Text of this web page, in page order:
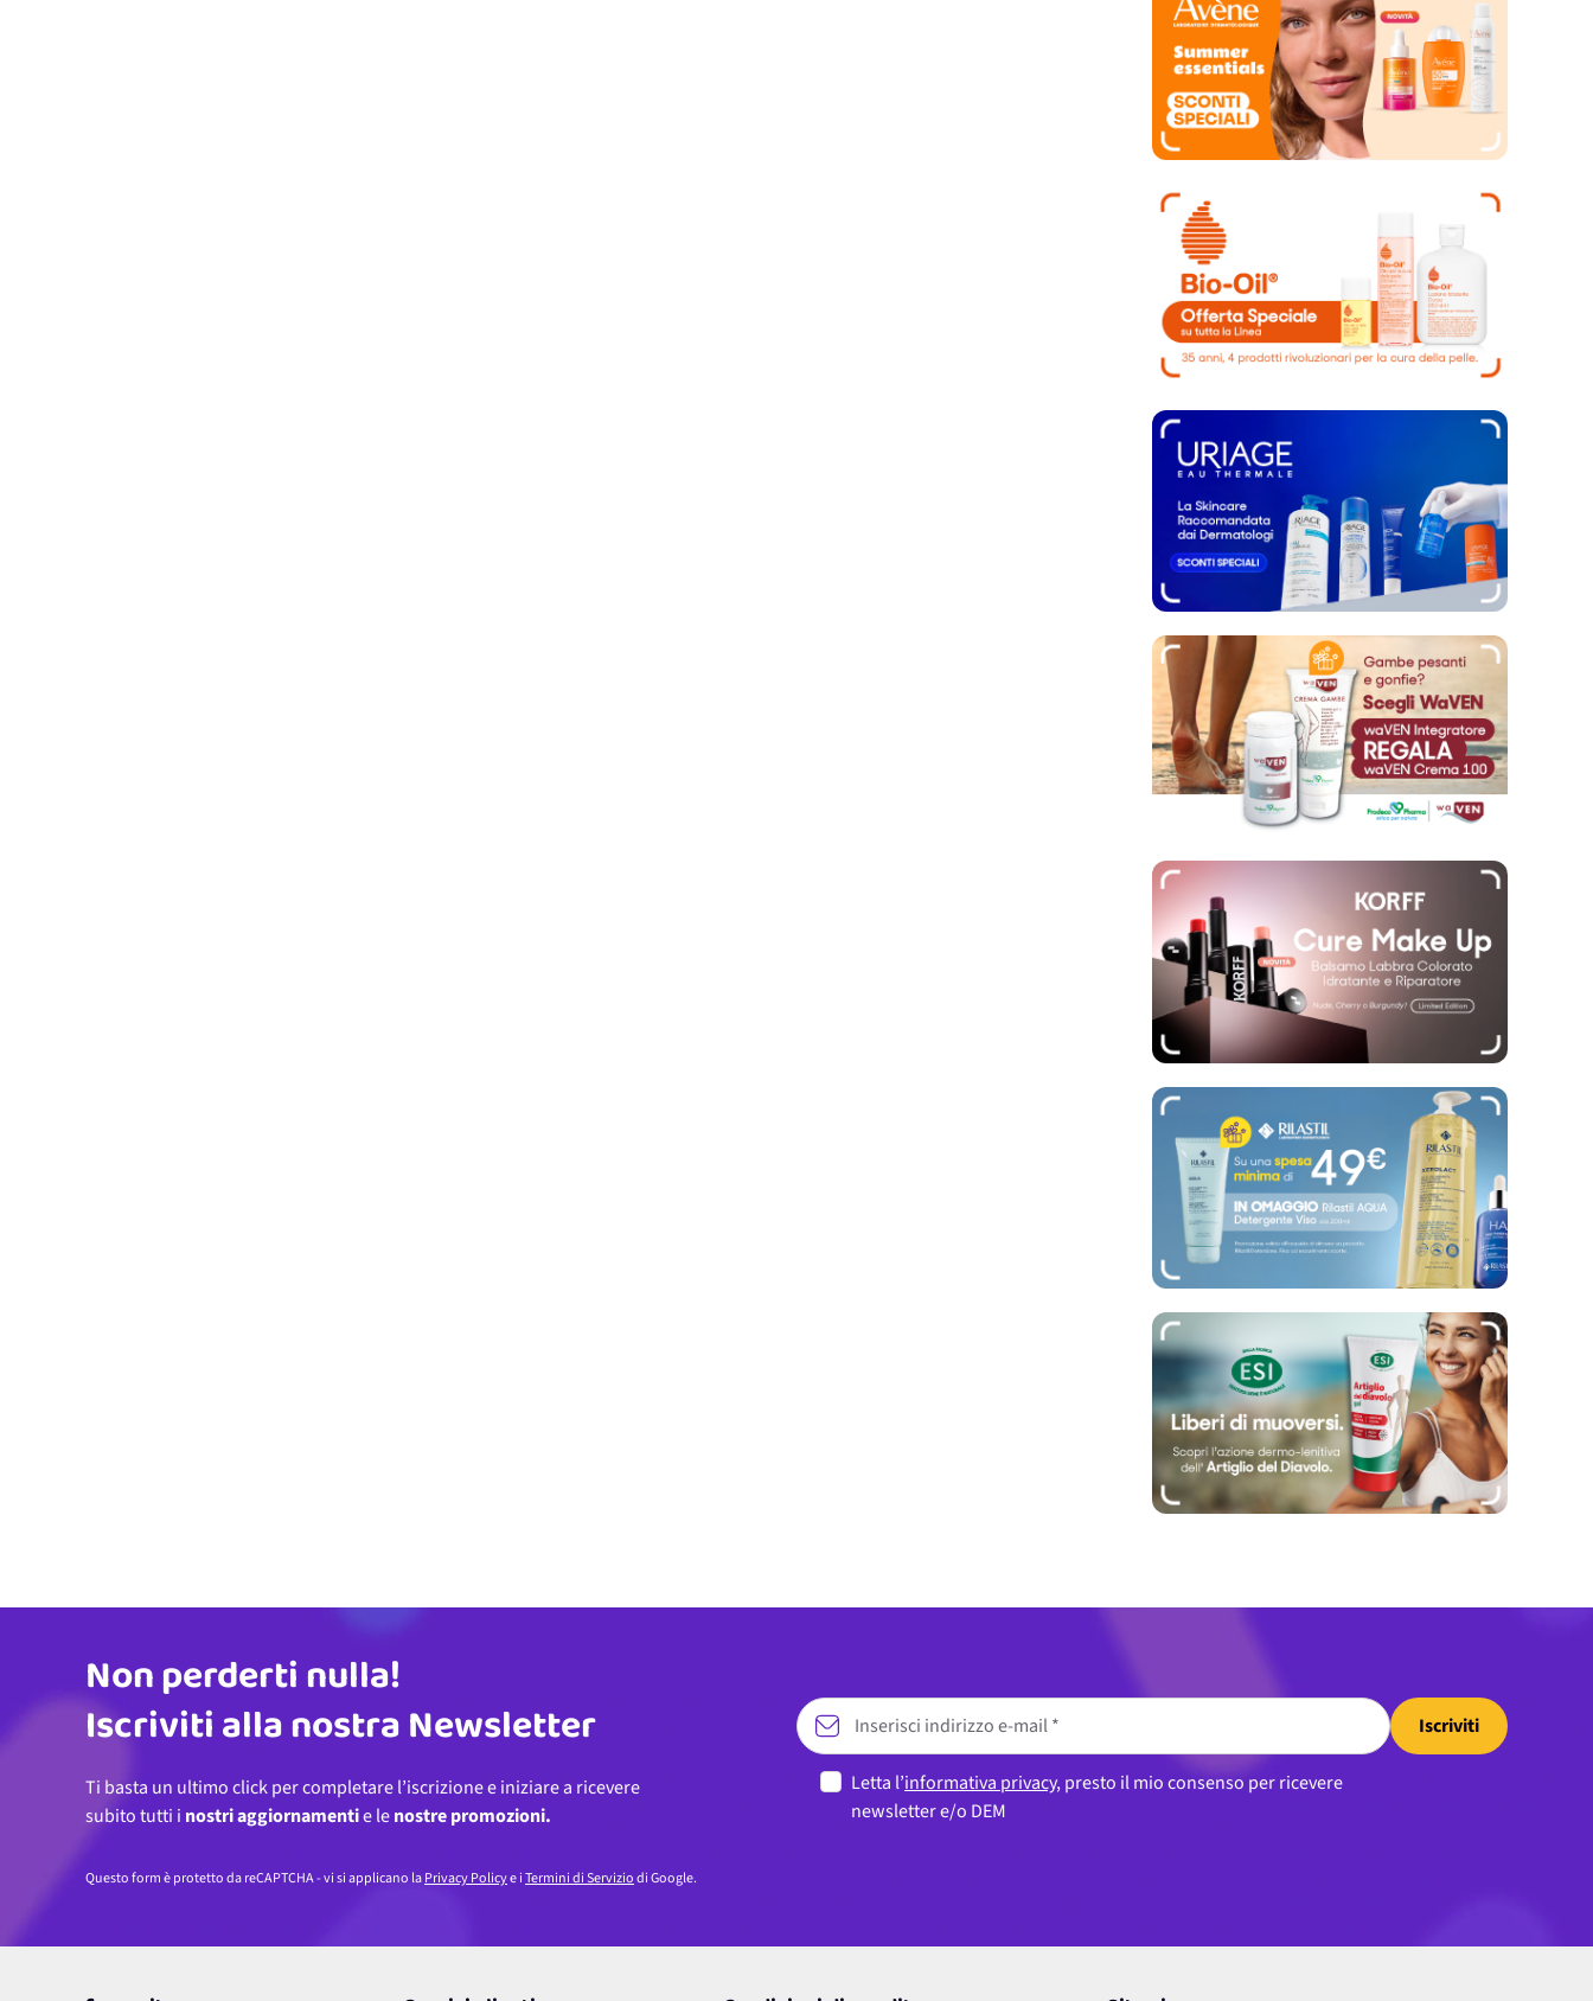
Indirizzo email
Non perderti nulla!
Iscriviti alla nostra Newsletter
Ti basta un ultimo click per completare l’iscrizione e iniziare a ricevere
subito tutti i nostri aggiornamentie lenostre promozioni.
Iscriviti
Letta l’informativa privacy, presto il mio consenso per ricevere
newsletter e/o DEM
Questo form è protetto da reCAPTCHA - vi si applicano laPrivacy Policye iTermini di Serviziodi Google.